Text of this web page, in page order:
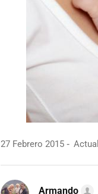
27 Febrero 2015
Armando